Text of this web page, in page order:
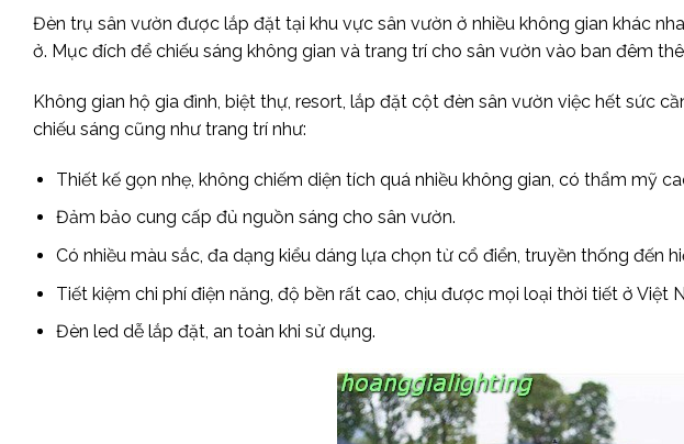
Đèn trụ sân vườn được lắp đặt tại khu vực sân vườn ở nhiều không gian khác
ở. Mục đích để chiếu sáng không gian và trang trí cho sân vườn vào ban đêm
Không gian hộ gia đình, biệt thự, resort, lắp đặt cột đèn sân vườn việc hết sức
chiếu sáng cũng như trang trí như:
Thiết kế gọn nhẹ, không chiếm diện tích quá nhiều không gian, có thẩm mỹ
Đảm bảo cung cấp đủ nguồn sáng cho sân vườn.
Có nhiều màu sắc, đa dạng kiểu dáng lựa chọn từ cổ điển, truyền thống đến
Tiết kiệm chi phí điện năng, độ bền rất cao, chịu được mọi loại thời tiết ở Việt
Đèn led dễ lắp đặt, an toàn khi sử dụng.